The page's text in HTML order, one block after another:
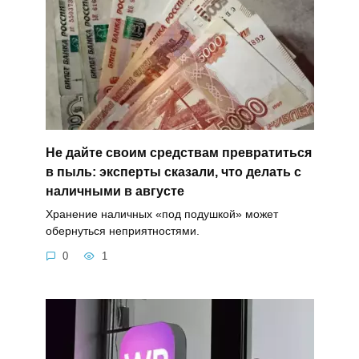
Не дайте своим средствам превратиться
в пыль: эксперты сказали, что делать с
наличными в августе
Хранение наличных «под подушкой» может
обернуться неприятностями.
0 1